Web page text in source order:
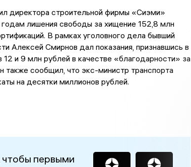
директора строительной фирмы «Сиэми»
годам лишения свободы за хищение 152,8 млн
В рамках уголовного дела бывший
Алексей Смирнов дал показания, признавшись в
12 и 9 млн рублей в качестве «благодарности» за
также сообщил, что экс-министр транспорта
на десятки миллионов рублей.
первыми